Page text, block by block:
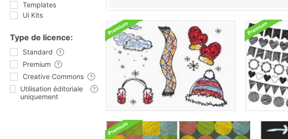
Templates
Ui Kits
Type de licence:
Standard
Premium
Creative Commons
Utilisation éditoriale
uniquement